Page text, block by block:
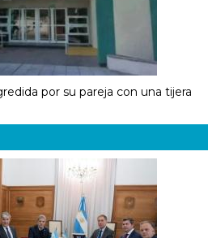
por su pareja con una tijera